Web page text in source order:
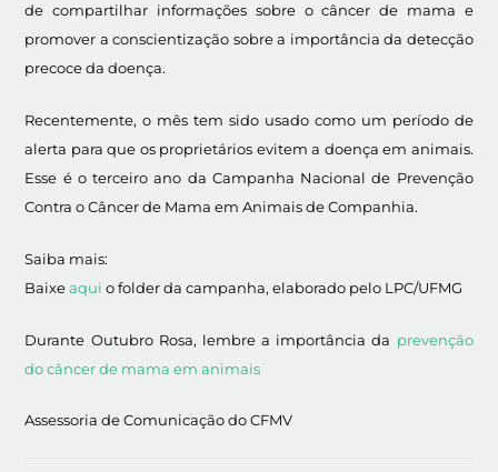
de compartilhar informações sobre o câncer de mama e
promover a conscientização sobre a importância da detecção
precoce da doença.
Recentemente, o mês tem sido usado como um período de
alerta para que os proprietários evitem a doença em animais.
Esse é o terceiro ano da Campanha Nacional de Prevenção
Contra o Câncer de Mama em Animais de Companhia.
Saiba mais:
Baixeaqui o folder da campanha, elaborado pelo LPC/UFMG
Durante Outubro Rosa, lembre a importância da prevenção
do câncer de mama em animais
Assessoria de Comunicação do CFMV